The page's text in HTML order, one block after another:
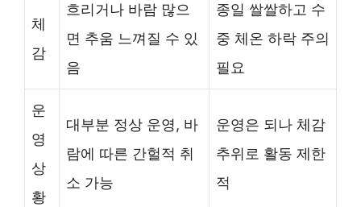
체
감
흐리거나 바람 많으
면 추움 느껴질 수 있
음
종일 쌀쌀하고 수
중 체온 하락 주의
필요
운
영
상
황
대부분 정상 운영, 바
람에 따른 간헐적 취
소 가능
운영은 되나 체감
추위로 활동 제한
적